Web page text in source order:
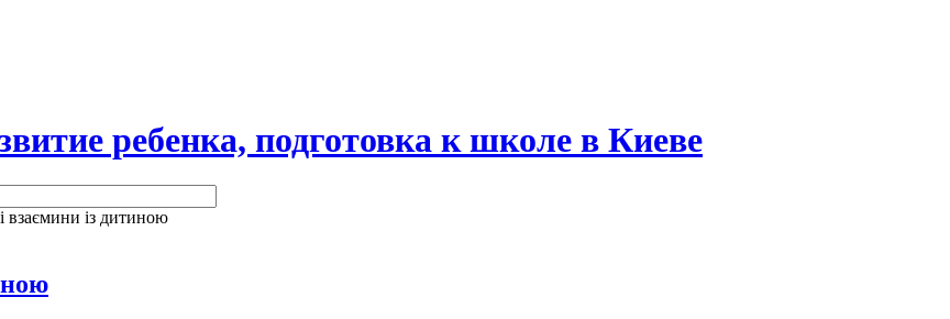
ребенка, подготовка к школе в Киеве
взаємини із дитиною